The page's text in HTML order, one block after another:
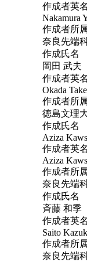
作成者英名
Nakamura
作成者所
奈良先端
作成氏名
岡田 武夫
作成者英名
Okada
作成者所
徳島文理
作成氏名
Aziza
作成者英名
Aziza
作成者所
奈良先端
作成氏名
斉藤 和季
作成者英名
Saito
作成者所
奈良先端